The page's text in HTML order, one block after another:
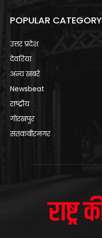
POPULAR CATEGORY
उत्तर प्रदेश
देवरिया
अन्य खबरे
Newsbeat
राष्ट्रीय
गोरखपुर
संतकबीरनगर